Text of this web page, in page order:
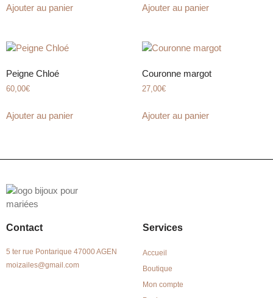
Ajouter au panier Ajouter au panier
Peigne Chloé
60,00€
Ajouter au panier
Couronne margot
27,00€
Ajouter au panier
Contact
5 ter rue Pontarique 47000 AGEN
moizailes@gmail.com
Services
Accueil
Boutique
Mon compte